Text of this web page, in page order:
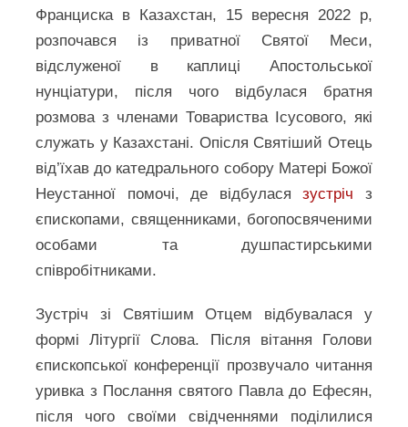
Франциска в Казахстан, 15 вересня 2022 р,
розпочався із приватної Святої Меси,
відслуженої в каплиці Апостольської
нунціатури, після чого відбулася братня
розмова з членами Товариства Ісусового, які
служать у Казахстані. Опісля Святіший Отець
від’їхав до катедрального собору Матері Божої
Неустанної помочі, де відбуласязустріч з
єпископами, священниками, богопосвяченими
особами та душпастирськими
співробітниками.
Зустріч зі Святішим Отцем відбувалася у
формі Літургії Слова. Після вітання Голови
єпископської конференції прозвучало читання
уривка з Послання святого Павла до Ефесян,
після чого своїми свідченнями поділилися